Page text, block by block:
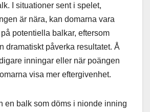
I situationer sent i spelet,
är nära, kan domarna vara
potentiella balkar, eftersom
dramatiskt påverka resultatet. Å
inningar eller när poängen
visa mer eftergivenhet.
en balk som döms i nionde inning